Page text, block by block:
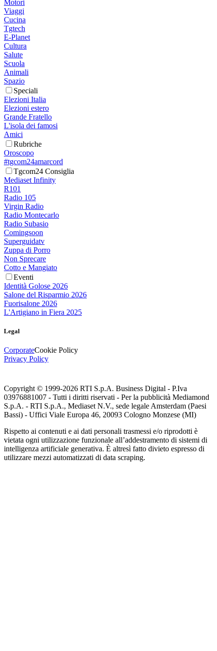
Motori
Viaggi
Cucina
Tgtech
E-Planet
Cultura
Salute
Scuola
Animali
Spazio
Speciali
Elezioni Italia
Elezioni estero
Grande Fratello
L'isola dei famosi
Amici
Rubriche
Oroscopo
#tgcom24amarcord
Tgcom24 Consiglia
Mediaset Infinity
R101
Radio 105
Virgin Radio
Radio Montecarlo
Radio Subasio
Comingsoon
Superguidatv
Zuppa di Porro
Non Sprecare
Cotto e Mangiato
Eventi
Identità Golose 2026
Salone del Risparmio 2026
Fuorisalone 2026
L'Artigiano in Fiera 2025
Legal
CorporateCookie Policy
Privacy Policy
Copyright © 1999-2026 RTI S.p.A. Business Digital - P.Iva
03976881007 - Tutti i diritti riservati - Per la pubblicità Mediamond
S.p.A. - RTI S.p.A., Mediaset N.V., sede legale Amsterdam (Paesi
Bassi) - Uffici Viale Europa 46, 20093 Cologno Monzese (MI)
Rispetto ai contenuti e ai dati personali trasmessi e/o riprodotti è
vietata ogni utilizzazione funzionale all’addestramento di sistemi di
intelligenza artificiale generativa. È altresì fatto divieto espresso di
utilizzare mezzi automatizzati di data scraping.